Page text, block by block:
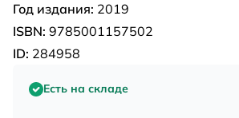
Год издания: 2019
ISBN: 9785001157502
ID: 284958
Есть на складе